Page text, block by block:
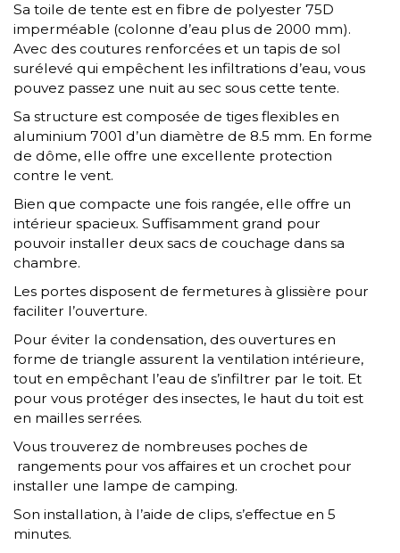
Sa toile de tente est en fibre de polyester 75D
imperméable (colonne d’eau plus de 2000 mm).
Avec des coutures renforcées et un tapis de sol
surélevé qui empêchent les infiltrations d’eau, vous
pouvez passez une nuit au sec sous cette tente.
Sa structure est composée de tiges flexibles en
aluminium 7001 d’un diamètre de 8.5 mm. En forme
de dôme, elle offre une excellente protection
contre le vent.
Bien que compacte une fois rangée, elle offre un
intérieur spacieux. Suffisamment grand pour
pouvoir installer deux sacs de couchage dans sa
chambre.
Les portes disposent de fermetures à glissière pour
faciliter l’ouverture.
Pour éviter la condensation, des ouvertures en
forme de triangle assurent la ventilation intérieure,
tout en empêchant l’eau de s’infiltrer par le toit. Et
pour vous protéger des insectes, le haut du toit est
en mailles serrées.
Vous trouverez de nombreuses poches de
rangements pour vos affaires et un crochet pour
installer une lampe de camping.
Son installation, à l’aide de clips, s’effectue en 5
minutes.